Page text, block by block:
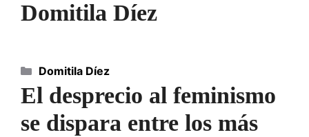
Domitila Díez
El desprecio al feminismo
se dispara entre los más
Categorías
Domitila Díez